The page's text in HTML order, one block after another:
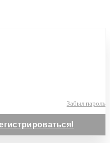
Забыл пароль